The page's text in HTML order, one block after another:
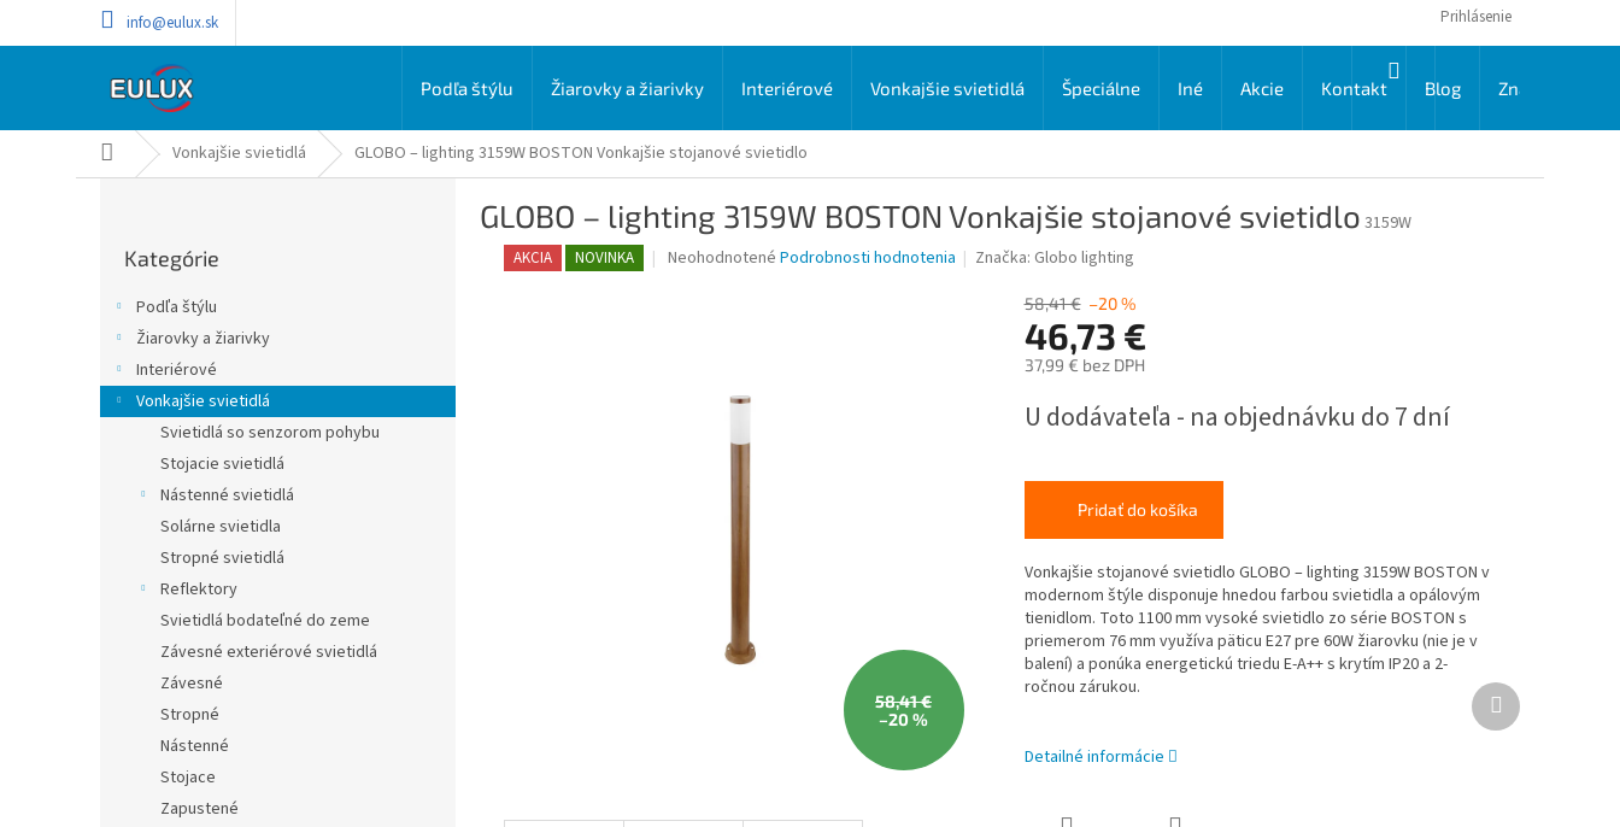
info@eulux.sk Prihlásenie
NÁKUPNÝ
Podľa štýlu Žiarovky a žiarivky Interiérové Vonkajšie svietidlá Špeciálne Iné Akcie Kontakt Blog Značky
DomovVonkajšie svietidlá GLOBO – lighting 3159W BOSTON Vonkajšie stojanové svietidlo
kategórie
Kategórie
Podľa štýlu
Žiarovky a žiarivky
Interiérové
Vonkajšie svietidlá
Svietidlá so senzorom pohybu
Stojacie svietidlá
Nástenné svietidlá
Solárne svietidla
Stropné svietidlá
Reflektory
Svietidlá bodateľné do zeme
Závesné exteriérové svietidlá
Závesné
Stropné
Nástenné
Stojace
Zapustené
GLOBO – lighting 3159W BOSTON Vonkajšie stojanové svietidlo 3159W
AKCIA NOVINKA
Priemerné
Neohodnotené Podrobnosti hodnotenia Značka: Globo lighting
58,41 €
–20 %
58,41 € –20 %
46,73 €
37,99 € bez DPH
cena:
U dodávateľa - na objednávku do 7 dní
Pridať do košíka
Vonkajšie stojanové svietidlo GLOBO – lighting 3159W BOSTON v
modernom štýle disponuje hnedou farbou svietidla a opálovým
tienidlom. Toto 1100 mm vysoké svietidlo zo série BOSTON s
priemerom 76 mm využíva päticu E27 pre 60W žiarovku (nie je v
balení) a ponúka energetickú triedu E-A++ s krytím IP20 a 2-
ročnou zárukou.
Detailné informácie
Ďalší
produkt